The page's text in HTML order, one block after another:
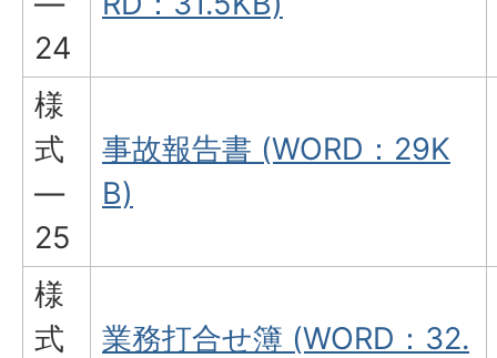
24
様
式
―
25
事故報告書 (WORD：29K
B)
様
式
業務打合せ簿 (WORD：32.